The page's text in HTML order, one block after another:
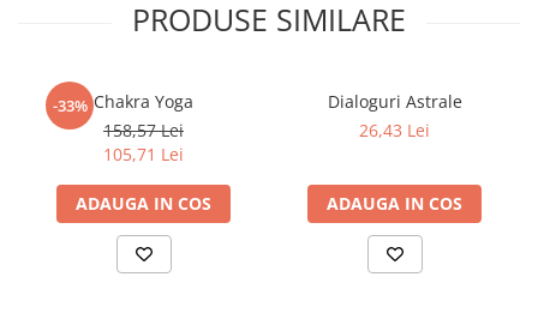
PRODUSE SIMILARE
-33% Chakra Yoga
158,57 Lei
105,71 Lei
ADAUGA IN COS
Dialoguri Astrale
26,43 Lei
ADAUGA IN COS